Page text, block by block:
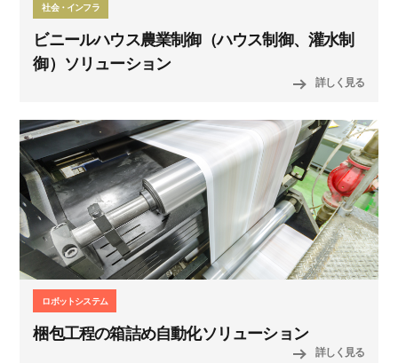
社会・インフラ
ビニールハウス農業制御（ハウス制御、灌水制
御）ソリューション
詳しく見る
ロボットシステム
梱包工程の箱詰め自動化ソリューション
詳しく見る